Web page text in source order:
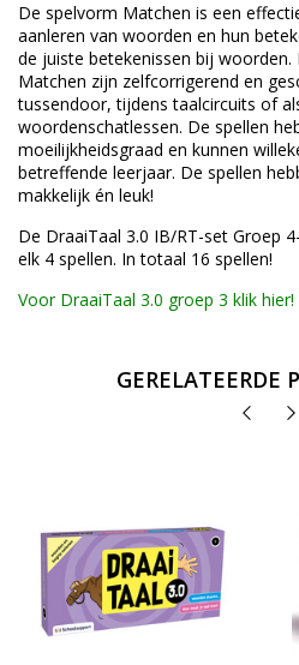
De spelvorm Matchen is een
aanleren van woorden en hun
de juiste betekenissen bij woorden.
Matchen zijn zelfcorrigerend en
tussendoor, tijdens taalcircuits of
woordenschatlessen. De spellen
moeilijkheidsgraad en kunnen
betreffende leerjaar. De spellen
makkelijk én leuk!
De DraaiTaal 3.0 IB/RT-set Groep
elk 4 spellen. In totaal 16 spellen!
Voor DraaiTaal 3.0 groep 3 klik hier!
GERELATEERDE